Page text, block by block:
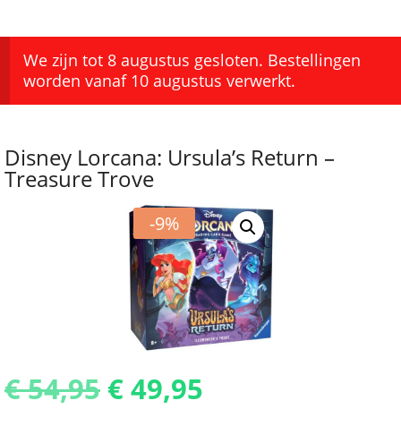
We zijn tot 8 augustus gesloten. Bestellingen
worden vanaf 10 augustus verwerkt.
Disney Lorcana: Ursula’s Return –
Treasure Trove
-9%
€54,95 Oorspronkelijke
prijs
€49,95